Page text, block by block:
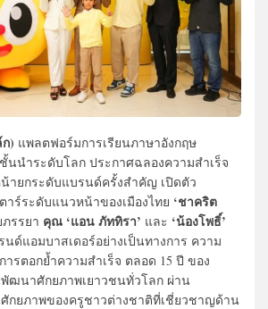
) แพลตฟอร์มการเรียนภาษาอังกฤษ
นนำระดับโลก ประกาศฉลองความสำเร็จ
ายกระดับแบรนด์ครั้งสำคัญ เปิดตัว
าร์ระดับแนวหน้าของเมืองไทย ‘ชาคริต
รรยา คุณ ‘แอน ภัททิรา’ และ ‘น้องโพธิ์’
ด์แอมบาสเดอร์อย่างเป็นทางการ ความ
รตอกย้ำความสำเร็จ ตลอด 15 ปี ของ
พัฒนาศักยภาพเยาวชนทั่วโลก ผ่าน
กยภาพของครูชาวต่างชาติที่เชี่ยวชาญด้าน